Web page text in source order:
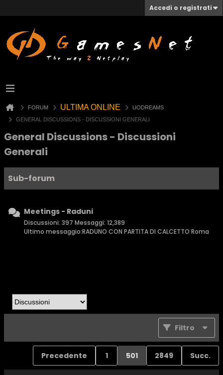
Accedi o registrati
FORUM ULTIMA ONLINE
UODREAMS
GENERAL DISCUSSIONS - DISCUSSIONI GENERALI
General Discussions - Discussioni
Generali
Sub-forum
Meetings - Raduni
Discussioni: 397 Messaggi: 12,389
Ultimo messaggio:RADUNO CON PARTITA DI CALCETTO Roma
Filtro
Precedente 1 501 2849 Succ.